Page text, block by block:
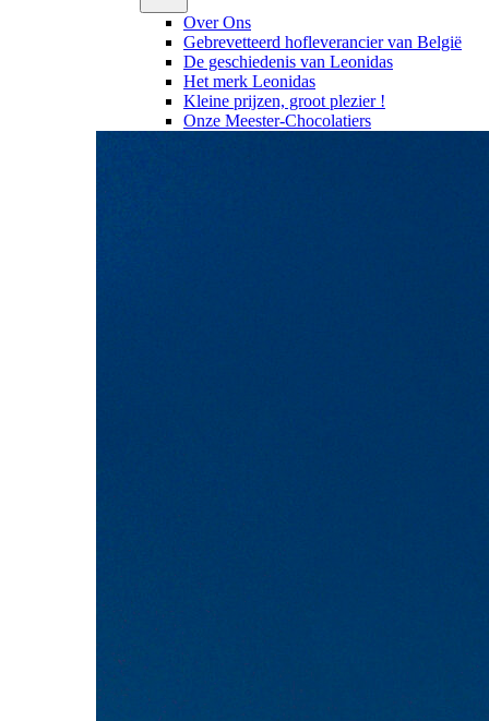
Over Ons
Gebrevetteerd hofleverancier van België
De geschiedenis van Leonidas
Het merk Leonidas
Kleine prijzen, groot plezier !
Onze Meester-Chocolatiers